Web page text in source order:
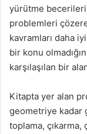
yürütme
problemleri
kavramları daha
bir konu
karşılaşılan bir
Kitapta yer alan
geometriye kadar
toplama,